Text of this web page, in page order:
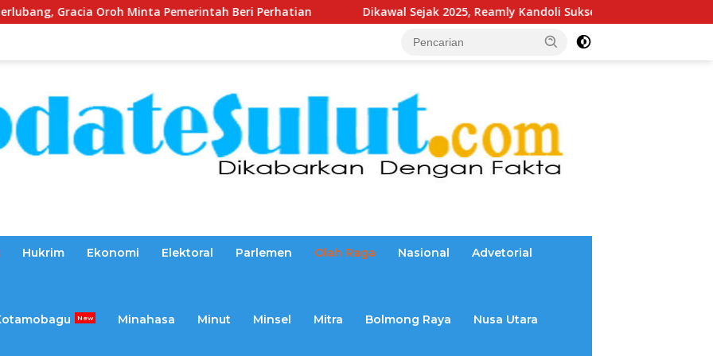
Minta Pemerintah Beri Perhatian Dikawal Sejak 2025, Reamly Kandoli Sukses Realisasikan Aspirasi Warga. Anggaran
Hukrim Ekonomi Elektoral Parlemen Olah Raga Nasional Advetorial
Minahasa Minut Minsel Mitra Bolmong Raya Nusa Utara